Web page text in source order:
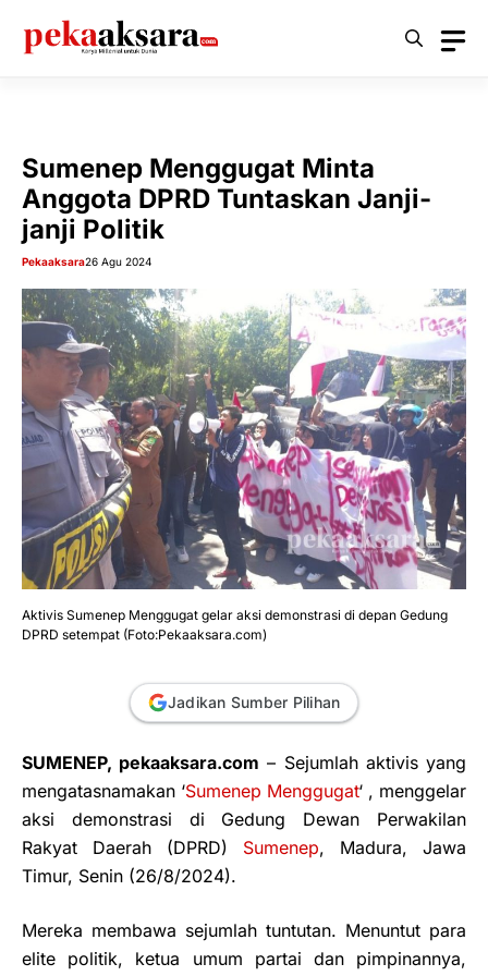
Sumenep Menggugat Minta
Anggota DPRD Tuntaskan Janji-
janji Politik
Pekaaksara26 Agu 2024
Aktivis Sumenep Menggugat gelar aksi demonstrasi di depan Gedung
DPRD setempat (Foto:Pekaaksara.com)
Jadikan Sumber Pilihan
SUMENEP, pekaaksara.com – Sejumlah aktivis yang
mengatasnamakan ‘Sumenep Menggugat‘ , menggelar
aksi demonstrasi di Gedung Dewan Perwakilan
Rakyat Daerah (DPRD) Sumenep, Madura, Jawa
Timur, Senin (26/8/2024).
Mereka membawa sejumlah tuntutan. Menuntut para
elite politik, ketua umum partai dan pimpinannya,